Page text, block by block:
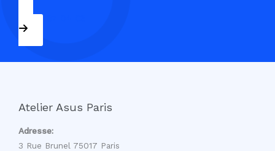
09 54 37 04 03
Atelier Asus Paris
Adresse:
3 Rue Brunel 75017 Paris